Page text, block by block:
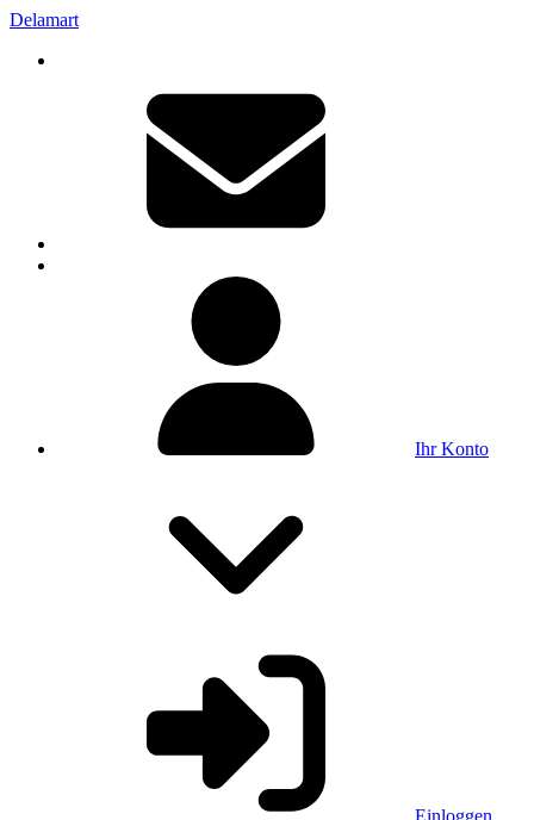
Delamart
Ihr Konto
Einloggen